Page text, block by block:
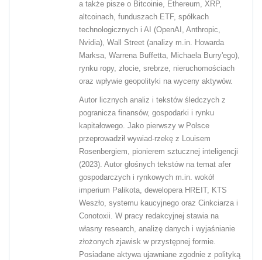
a także pisze o Bitcoinie, Ethereum, XRP,
altcoinach, funduszach ETF, spółkach
technologicznych i AI (OpenAI, Anthropic,
Nvidia), Wall Street (analizy m.in. Howarda
Marksa, Warrena Buffetta, Michaela Burry'ego),
rynku ropy, złocie, srebrze, nieruchomościach
oraz wpływie geopolityki na wyceny aktywów.
Autor licznych analiz i tekstów śledczych z
pogranicza finansów, gospodarki i rynku
kapitałowego. Jako pierwszy w Polsce
przeprowadził wywiad-rzekę z Louisem
Rosenbergiem, pionierem sztucznej inteligencji
(2023). Autor głośnych tekstów na temat afer
gospodarczych i rynkowych m.in. wokół
imperium Palikota, dewelopera HREIT, KTS
Weszło, systemu kaucyjnego oraz Cinkciarza i
Conotoxii. W pracy redakcyjnej stawia na
własny research, analizę danych i wyjaśnianie
złożonych zjawisk w przystępnej formie.
Posiadane aktywa ujawniane zgodnie z polityką